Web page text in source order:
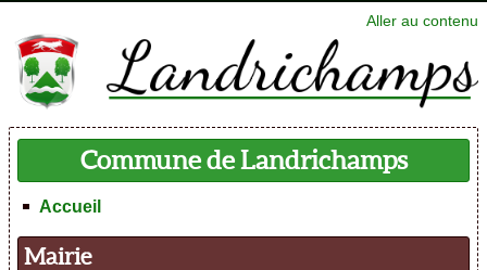
Aller au contenu
Commune de Landrichamps
Accueil
Mairie